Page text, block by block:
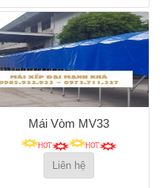
Mái Vòm MV33
Liên hệ